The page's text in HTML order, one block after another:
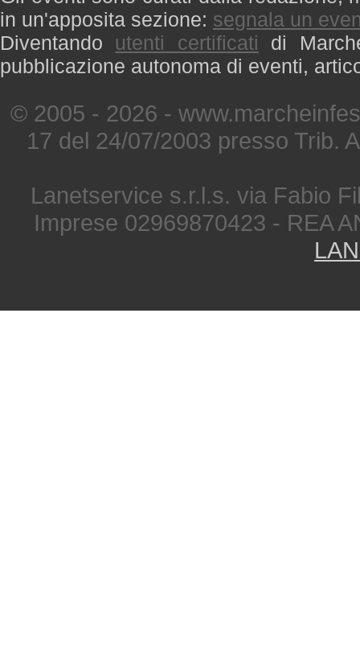
in un'apposita sezione: segnala un
Diventando utenti certificati di
pubblicazione autonoma di eventi,
© 2005 - 2026 -
17 del 24/07/2003 presso Trib.
Lanetservice s.r.l.s. via Fabio
Imprese 02969870423 - REA